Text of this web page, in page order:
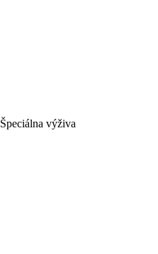
Špeciálna výživa